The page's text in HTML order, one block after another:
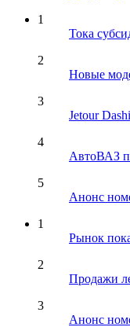
1
Тока
2
Новые
3
Jetour
4
АвтоВАЗ
5
Анонс
1
Рынок
2
Продажи
3
Анонс